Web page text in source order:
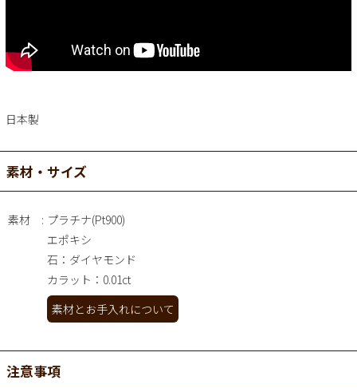
日本製
素材・サイズ
素材
プラチナ(Pt900)
エポキシ
石：ダイヤモンド
カラット：0.01ct
素材とお手入れについて
注意事項